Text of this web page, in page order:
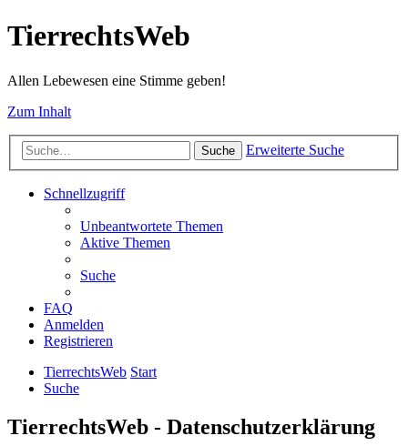
TierrechtsWeb
Allen Lebewesen eine Stimme geben!
Zum Inhalt
Suche Erweiterte Suche
Schnellzugriff
Unbeantwortete Themen
Aktive Themen
Suche
FAQ
Anmelden
Registrieren
TierrechtsWeb Start
Suche
TierrechtsWeb - Datenschutzerklärung